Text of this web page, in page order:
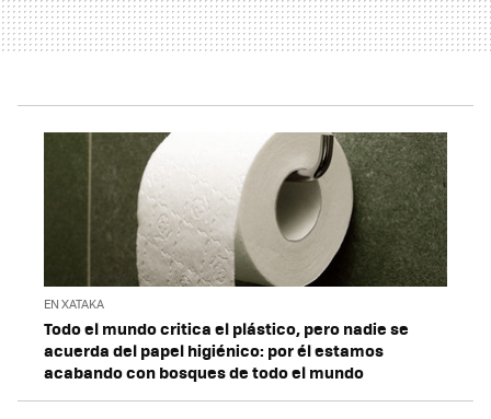
EN XATAKA
Todo el mundo critica el plástico, pero nadie se
acuerda del papel higiénico: por él estamos
acabando con bosques de todo el mundo